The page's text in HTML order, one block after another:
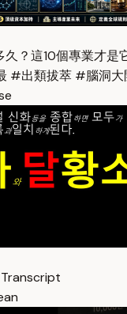
？這10個專業才是
#出類拔萃 #腦洞